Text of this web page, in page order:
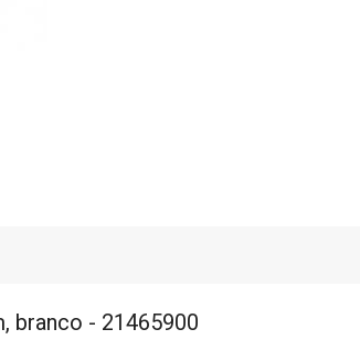
branco - 21465900